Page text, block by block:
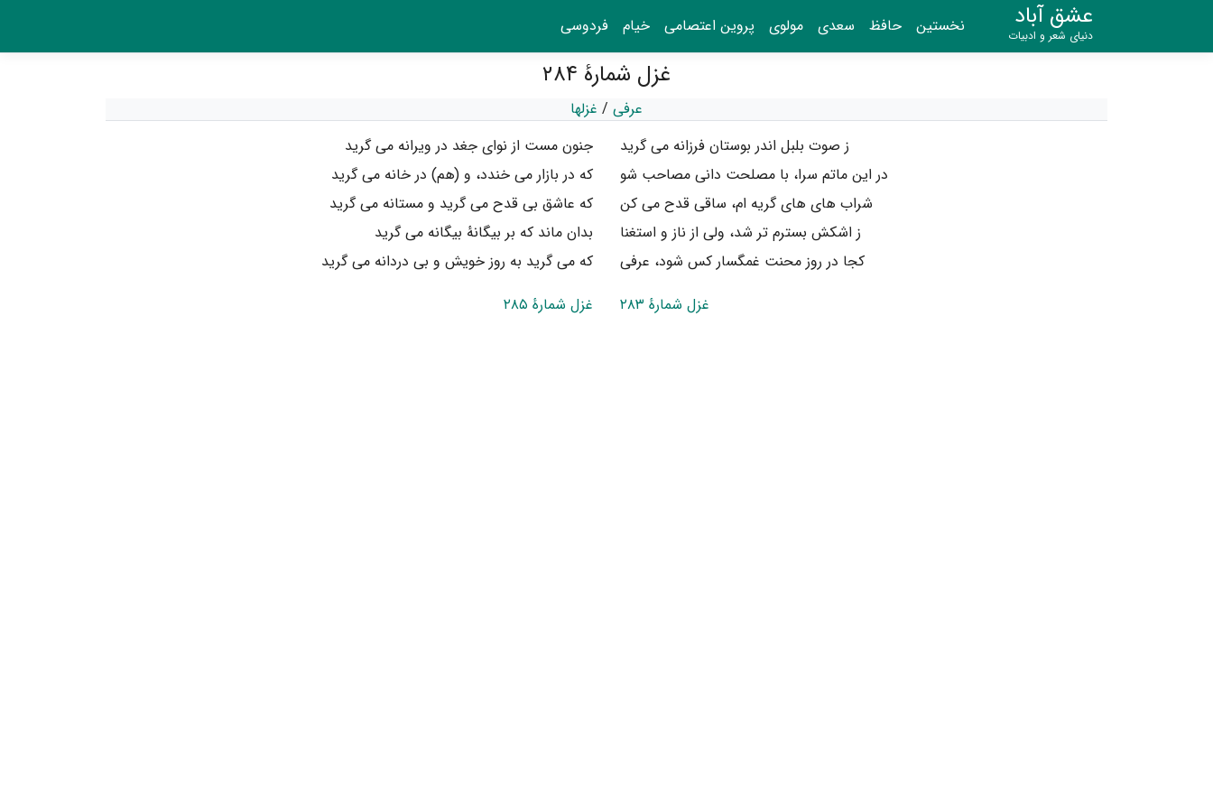
عشق آباد
دنیای شعر و ادبیات نخستین حافظ سعدی مولوی پروین اعتصامی خیام فردوسی
غزل شمارهٔ ۲۸۴
عرفی / غزلها
ز صوت بلبل اندر بوستان فرزانه می گرید
جنون مست از نوای جغد در ویرانه می گرید
در این ماتم سرا، با مصلحت دانی مصاحب شو
که در بازار می خندد، و (هم) در خانه می گرید
شراب های های گریه ام، ساقی قدح می کن
که عاشق بی قدح می گرید و مستانه می گرید
ز اشکش بسترم تر شد، ولی از ناز و استغنا
بدان ماند که بر بیگانهٔ بیگانه می گرید
کجا در روز محنت غمگسار کس شود، عرفی
که می گرید به روز خویش و بی دردانه می گرید
غزل شمارهٔ ۲۸۳
غزل شمارهٔ ۲۸۵